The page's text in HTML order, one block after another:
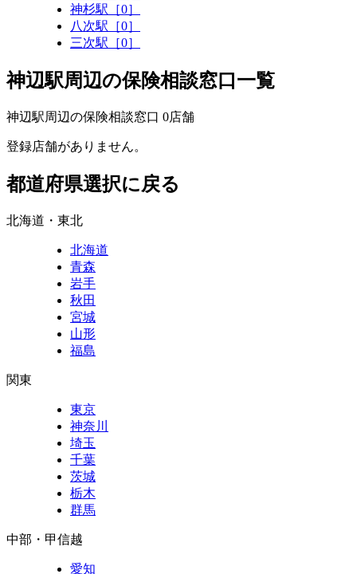
神杉駅［0］
八次駅［0］
三次駅［0］
神辺駅周辺の保険相談窓口一覧
神辺駅周辺の保険相談窓口 0店舗
登録店舗がありません。
都道府県選択に戻る
北海道・東北
北海道
青森
岩手
秋田
宮城
山形
福島
関東
東京
神奈川
埼玉
千葉
茨城
栃木
群馬
中部・甲信越
愛知